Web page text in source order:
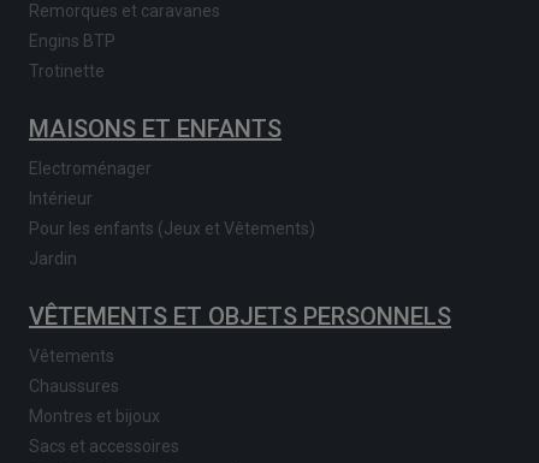
Remorques et caravanes
Engins BTP
Trotinette
MAISONS ET ENFANTS
Electroménager
Intérieur
Pour les enfants (Jeux et Vêtements)
Jardin
VÊTEMENTS ET OBJETS PERSONNELS
Vêtements
Chaussures
Montres et bijoux
Sacs et accessoires